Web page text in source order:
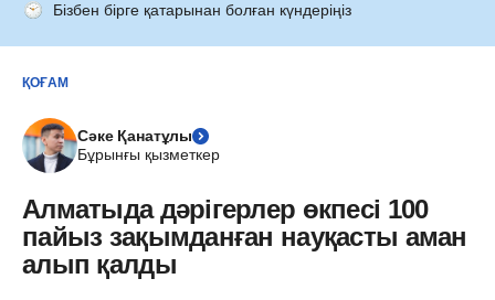
Бізбен бірге қатарынан болған күндеріңіз
ҚОҒАМ
Сәке Қанатұлы
Бұрынғы қызметкер
Алматыда дәрігерлер өкпесі 100
пайыз зақымданған науқасты аман
алып қалды